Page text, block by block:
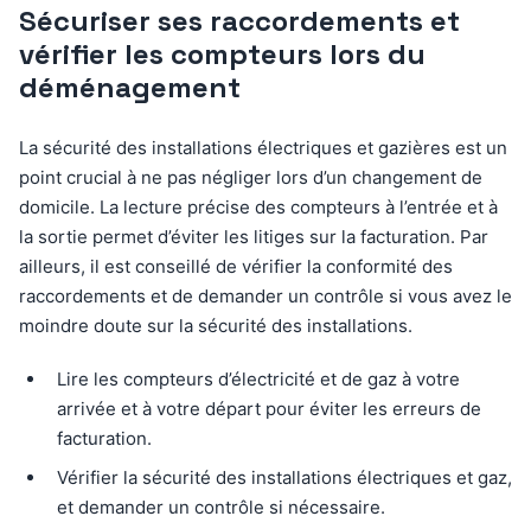
Sécuriser ses raccordements et
vérifier les compteurs lors du
déménagement
La sécurité des installations électriques et gazières est un
point crucial à ne pas négliger lors d’un changement de
domicile. La lecture précise des compteurs à l’entrée et à
la sortie permet d’éviter les litiges sur la facturation. Par
ailleurs, il est conseillé de vérifier la conformité des
raccordements et de demander un contrôle si vous avez le
moindre doute sur la sécurité des installations.
Lire les compteurs d’électricité et de gaz à votre
arrivée et à votre départ pour éviter les erreurs de
facturation.
Vérifier la sécurité des installations électriques et gaz,
et demander un contrôle si nécessaire.